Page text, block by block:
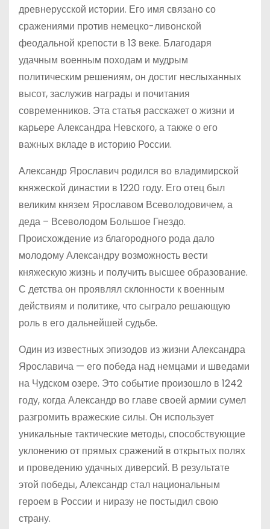
древнерусской истории. Его имя связано со
сражениями против немецко-ливонской
феодальной крепости в 13 веке. Благодаря
удачным военным походам и мудрым
политическим решениям, он достиг неслыханных
высот, заслужив награды и почитания
современников. Эта статья расскажет о жизни и
карьере Александра Невского, а также о его
важных вкладе в историю России.
Александр Ярославич родился во владимирской
княжеской династии в 1220 году. Его отец был
великим князем Ярославом Всеволодовичем, а
деда – Всеволодом Большое Гнездо.
Происхождение из благородного рода дало
молодому Александру возможность вести
княжескую жизнь и получить высшее образование.
С детства он проявлял склонности к военным
действиям и политике, что сыграло решающую
роль в его дальнейшей судьбе.
Один из известных эпизодов из жизни Александра
Ярославича — его победа над немцами и шведами
на Чудском озере. Это событие произошло в 1242
году, когда Александр во главе своей армии сумел
разгромить вражеские силы. Он использует
уникальные тактические методы, способствующие
уклонению от прямых сражений в открытых полях
и проведению удачных диверсий. В результате
этой победы, Александр стал национальным
героем в России и ниразу не постыдил свою
страну.